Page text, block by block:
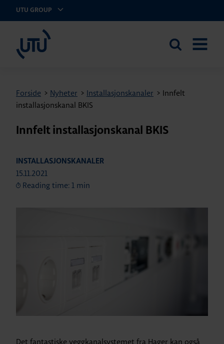
UTU GROUP
Search
Forside > Nyheter > Installasjonskanaler > Innfelt
installasjonskanal BKIS
Innfelt installasjonskanal BKIS
INSTALLASJONSKANALER
15.11.2021
Reading time: 1 min
Det fantastiske veggkanalsystemet fra Hager kan også